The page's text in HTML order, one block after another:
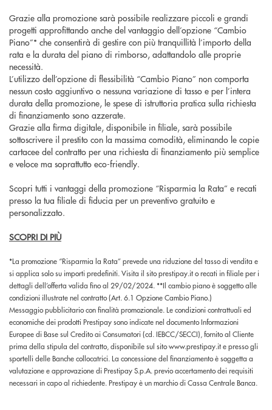
Grazie alla promozione sarà possibile realizzare piccoli e grandi
progetti approfittando anche del vantaggio dell’opzione “Cambio
Piano”* che consentirà di gestire con più tranquillità l’importo della
rata e la durata del piano di rimborso, adattandolo alle proprie
necessità.
L’utilizzo dell’opzione di flessibilità “Cambio Piano” non comporta
nessun costo aggiuntivo o nessuna variazione di tasso e per l’intera
durata della promozione, le spese di istruttoria pratica sulla richiesta
di finanziamento sono azzerate.
Grazie alla firma digitale, disponibile in filiale, sarà possibile
sottoscrivere il prestito con la massima comodità, eliminando le copie
cartacee del contratto per una richiesta di finanziamento più semplice
e veloce ma soprattutto eco-friendly.
Scopri tutti i vantaggi della promozione “Risparmia la Rata” e recati
presso la tua filiale di fiducia per un preventivo gratuito e
personalizzato.
SCOPRI DI PIÙ
*La promozione “Risparmia la Rata” prevede una riduzione del tasso di vendita e
si applica solo su importi predefiniti. Visita il sito prestipay.it o recati in filiale per i
dettagli dell’offerta valida fino al 29/02/2024. **Il cambio piano è soggetto alle
condizioni illustrate nel contratto (Art. 6.1 Opzione Cambio Piano.)
Messaggio pubblicitario con finalità promozionale. Le condizioni contrattuali ed
economiche dei prodotti Prestipay sono indicate nel documento Informazioni
Europee di Base sul Credito ai Consumatori (cd. IEBCC/SECCI), fornito al Cliente
prima della stipula del contratto, disponibile sul sito www.prestipay.it e presso gli
sportelli delle Banche collocatrici. La concessione del finanziamento è soggetta a
valutazione e approvazione di Prestipay S.p.A. previo accertamento dei requisiti
necessari in capo al richiedente. Prestipay è un marchio di Cassa Centrale Banca.